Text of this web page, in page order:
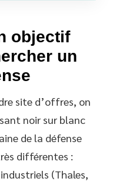
objectif
un
site d’offres, on
noir sur blanc
de la défense
différentes :
(Thales,